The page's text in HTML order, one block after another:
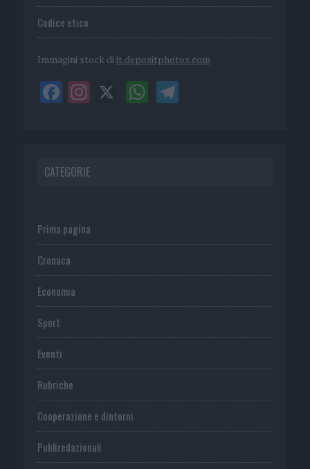
Codice etico
Immagini stock di it.depositphotos.com
CATEGORIE
Prima pagina
Cronaca
Economia
Sport
Eventi
Rubriche
Cooperazione e dintorni
Publiredazionali